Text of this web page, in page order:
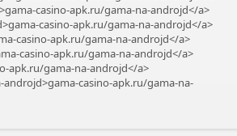
casino-apk.ru/gama-na-androjd</a>
casino-apk.ru/gama-na-androjd</a>
casino-apk.ru/gama-na-androjd</a>
casino-apk.ru/gama-na-androjd</a>
apk.ru/gama-na-androjd</a>
casino-apk.ru/gama-na-